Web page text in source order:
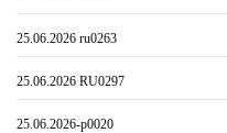
25.06.2026 ru0263
25.06.2026 RU0297
25.06.2026-p0020